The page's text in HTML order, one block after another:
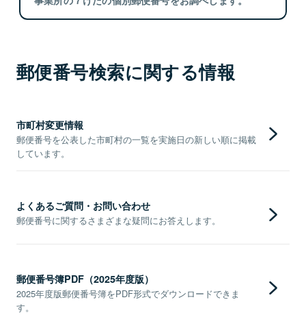
郵便番号検索に関する情報
市町村変更情報
郵便番号を公表した市町村の一覧を実施日の新しい順に掲載
しています。
よくあるご質問・お問い合わせ
郵便番号に関するさまざまな疑問にお答えします。
郵便番号簿PDF（2025年度版）
2025年度版郵便番号簿をPDF形式でダウンロードできま
す。